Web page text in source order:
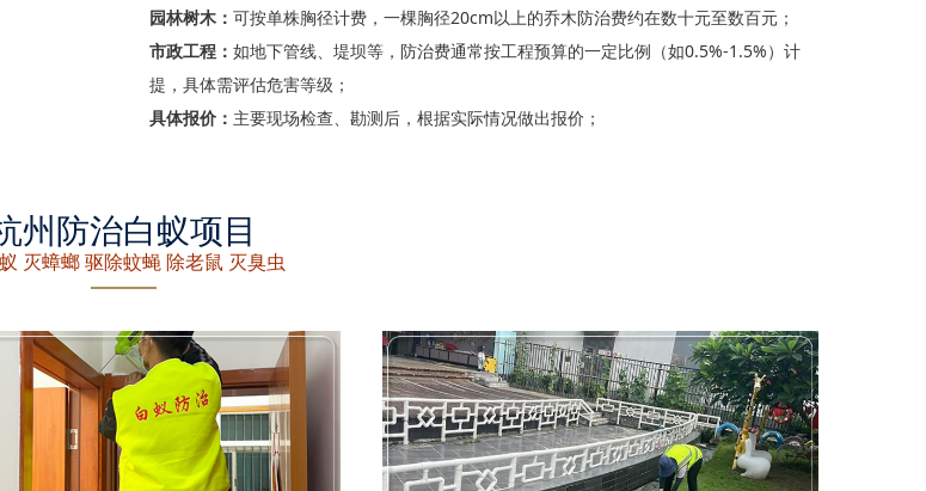
园林树木： 可按单株胸径计费，一棵胸径20cm以上的乔木防治费约在数十元至数百元；
市政工程： 如地下管线、堤坝等，防治费通常按工程预算的一定比例（如0.5%-1.5%）计
提，具体需评估危害等级；
具体报价： 主要现场检查、勘测后，根据实际情况做出报价；
州防治白蚁项目
灭蟑螂 驱除蚊蝇 除老鼠 灭臭虫